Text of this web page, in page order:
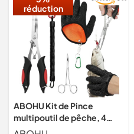
réduction
ABOHU Kit de Pince
multipoutil de pêche, 4
pièces Outil de Retrait